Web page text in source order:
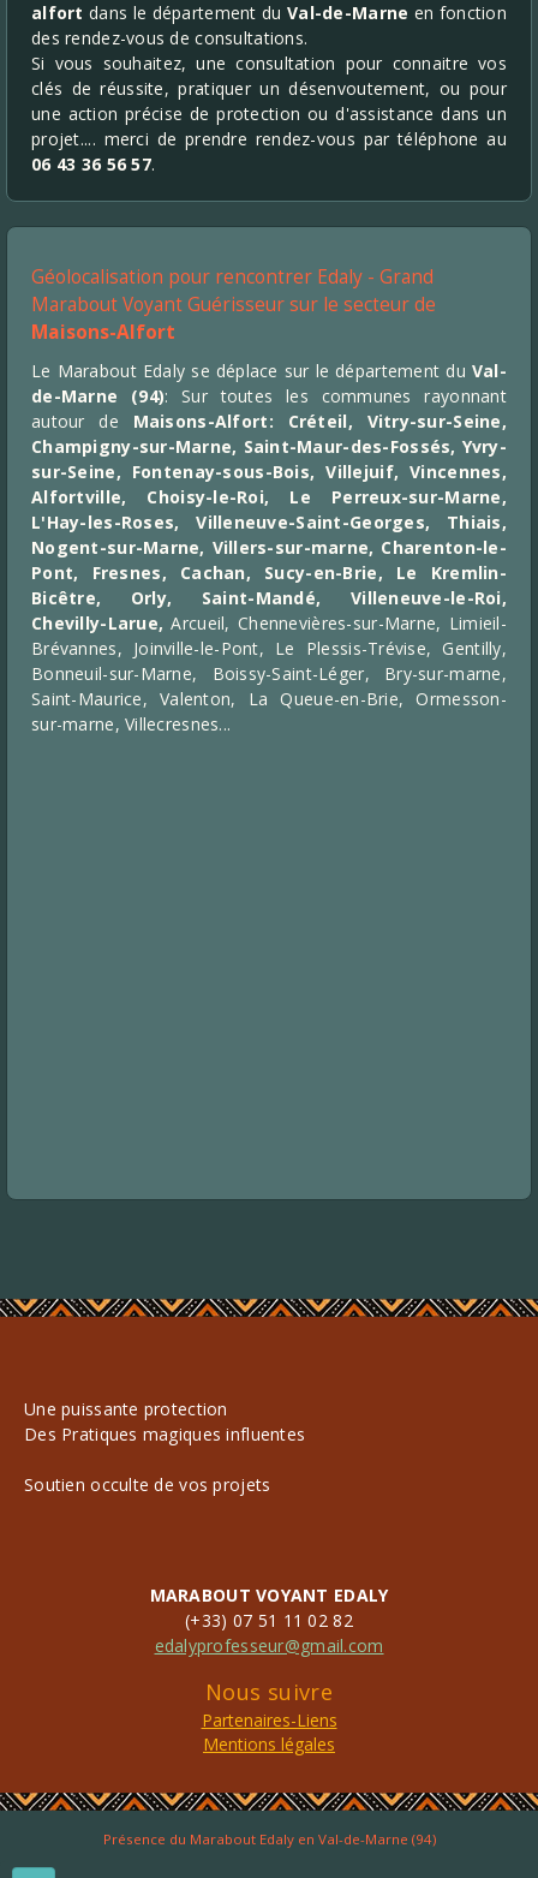
alfort dans le département du Val-de-Marne en fonction
des rendez-vous de consultations.
Si vous souhaitez, une consultation pour connaitre vos
clés de réussite, pratiquer un désenvoutement, ou pour
une action précise de protection ou d'assistance dans un
projet.... merci de prendre rendez-vous par téléphone au
06 43 36 56 57.
Géolocalisation pour rencontrer Edaly - Grand
Marabout Voyant Guérisseur sur le secteur de
Maisons-Alfort
Le Marabout Edaly se déplace sur le département du Val-
de-Marne
(94): Sur toutes les communes rayonnant
autour de Maisons-Alfort: Créteil, Vitry-sur-Seine,
Champigny-sur-Marne, Saint-Maur-des-Fossés, Yvry-
sur-Seine, Fontenay-sous-Bois, Villejuif, Vincennes,
Alfortville, Choisy-le-Roi, Le Perreux-sur-Marne,
L'Hay-les-Roses, Villeneuve-Saint-Georges, Thiais,
Nogent-sur-Marne, Villers-sur-marne, Charenton-le-
Pont, Fresnes, Cachan, Sucy-en-Brie, Le Kremlin-
Bicêtre, Orly, Saint-Mandé, Villeneuve-le-Roi,
Chevilly-Larue, Arcueil, Chennevières-sur-Marne, Limieil-
Brévannes, Joinville-le-Pont, Le Plessis-Trévise, Gentilly,
Bonneuil-sur-Marne, Boissy-Saint-Léger, Bry-sur-marne,
Saint-Maurice, Valenton, La Queue-en-Brie, Ormesson-
sur-marne, Villecresnes...
Une puissante protection
Des Pratiques magiques influentes
Soutien occulte de vos projets
MARABOUT VOYANT EDALY
(+33) 07 51 11 02 82
edalyprofesseur@gmail.com
Nous suivre
Partenaires-Liens
Mentions légales
Présence du Marabout Edaly en Val-de-Marne (94)